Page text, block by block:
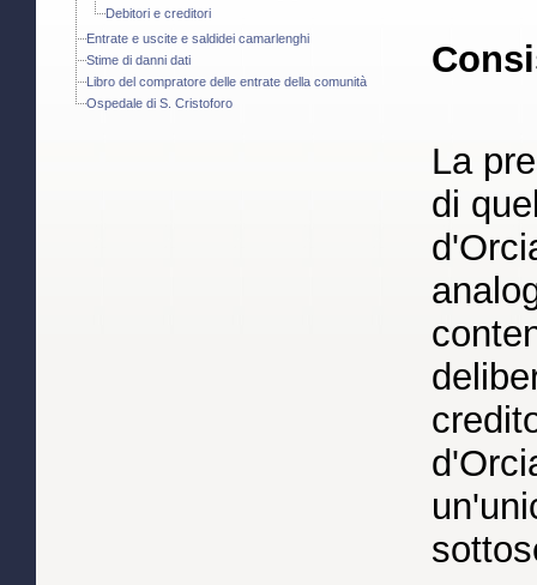
Debitori e creditori
Entrate e uscite e saldidei camarlenghi
Stime di danni dati
Libro del compratore delle entrate della comunità
Ospedale di S. Cristoforo
La
di